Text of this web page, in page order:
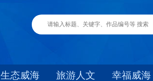
生态威海 旅游人文 幸福威海